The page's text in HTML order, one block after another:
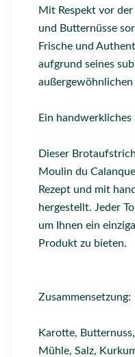
Mit Respekt vor
und Butternüsse
Frische und
aufgrund seines
Ein handwerkliches
Dieser
Moulin du
Rezept und mit
hergestellt. Jeder
um Ihnen ein
Produkt zu bieten.
Zusammensetzung:
Karotte,
Mühle, Salz,